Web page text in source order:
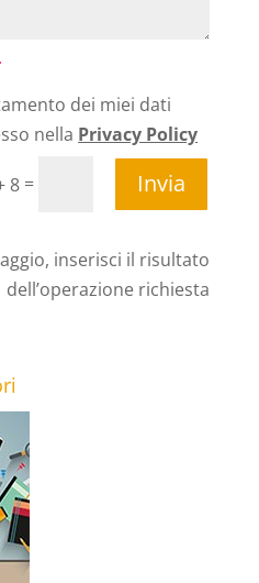
dei miei dati
nella Privacy Policy
8 = Invia
inserisci il risultato
dell’operazione richiesta